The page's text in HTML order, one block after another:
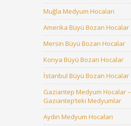
Muğla Medyum Hocaları
Amerika Büyü Bozan Hocalar
Mersin Büyü Bozan Hocalar
Konya Büyü Bozan Hocalar
İstanbul Büyü Bozan Hocalar
Gaziantep Medyum Hocalar –
Gaziantep’teki Medyumlar
Aydın Medyum Hocaları